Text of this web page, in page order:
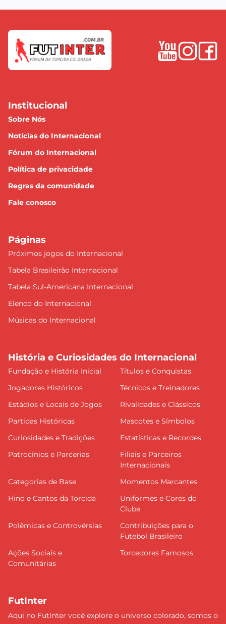
Institucional
Sobre Nós
Notícias do Internacional
Fórum do Internacional
Política de privacidade
Regras da comunidade
Fale conosco
Páginas
Próximos jogos do Internacional
Tabela Brasileirão Internacional
Tabela Sul-Americana Internacional
Elenco do Internacional
Músicas do Internacional
História e Curiosidades do Internacional
Fundação e História Inicial
Títulos e Conquistas
Jogadores Históricos
Técnicos e Treinadores
Estádios e Locais de Jogos
Rivalidades e Clássicos
Partidas Históricas
Mascotes e Símbolos
Curiosidades e Tradições
Estatísticas e Recordes
Patrocínios e Parcerias
Filiais e Parceiros
Internacionais
Categorias de Base
Momentos Marcantes
Hino e Cantos da Torcida
Uniformes e Cores do
Clube
Polêmicas e Controvérsias
Contribuições para o
Futebol Brasileiro
Ações Sociais e
Comunitárias
Torcedores Famosos
FutInter
Aqui no FutInter você explore o universo colorado, somos o